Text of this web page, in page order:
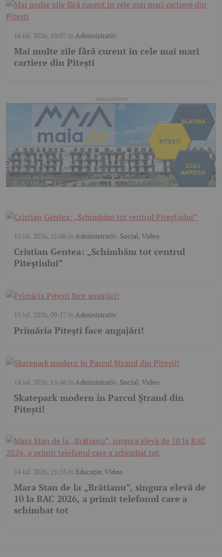
16 iul. 2026, 10:07înAdministrativ
Mai multe zile fără curent în cele mai mari
cartiere din Pitești
15 iul. 2026, 15:06în Administrativ, Social, Video
Cristian Gentea: „Schimbăm tot centrul
Piteștiului”
15 iul. 2026, 09:17în Administrativ
Primăria Pitești face angajări!
14 iul. 2026, 15:46în Administrativ, Social, Video
Skatepark modern în Parcul Ștrand din
Pitești!
14 iul. 2026, 15:33în Educație,Video
Mara Stan de la „Brătianu”, singura elevă de
10 la BAC 2026, a primit telefonul care a
schimbat tot